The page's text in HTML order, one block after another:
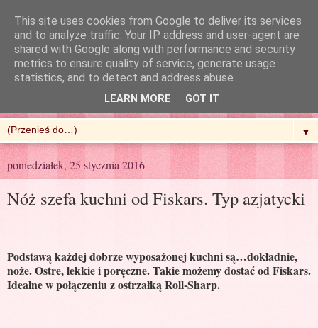
R'n'G Kitchen
▼
poniedziałek, 25 stycznia 2016
Nóż szefa kuchni od Fiskars. Typ azjatycki
Podstawą każdej dobrze wyposażonej kuchni są…dokładnie,
noże. Ostre, lekkie i poręczne. Takie możemy dostać od Fiskars.
Idealne w połączeniu z ostrzałką Roll-Sharp.
This site uses cookies from Google to deliver its services
and to analyze traffic. Your IP address and user-agent are
shared with Google along with performance and security
metrics to ensure quality of service, generate usage
statistics, and to detect and address abuse.
LEARN MORE GOT IT